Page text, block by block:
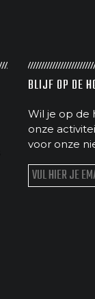
BLIJF OP DE
Wil je op de
onze
voor onze